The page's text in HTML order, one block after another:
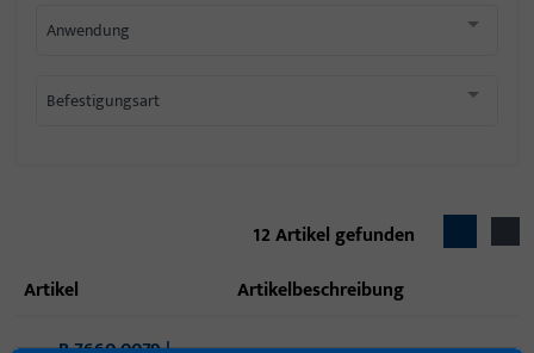
Anwendung
Befestigungsart
12Artikel gefunden
Artikel
Artikelbeschreibung